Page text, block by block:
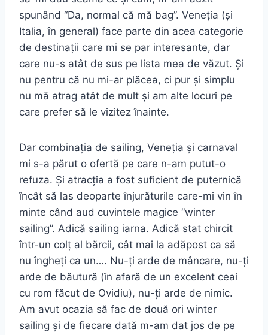
spunând “Da, normal că mă bag”. Veneția (și
Italia, în general) face parte din acea categorie
de destinații care mi se par interesante, dar
care nu-s atât de sus pe lista mea de văzut. Și
nu pentru că nu mi-ar plăcea, ci pur și simplu
nu mă atrag atât de mult și am alte locuri pe
care prefer să le vizitez înainte.
Dar combinația de sailing, Veneția și carnaval
mi s-a părut o ofertă pe care n-am putut-o
refuza. Și atracția a fost suficient de puternică
încât să las deoparte înjurăturile care-mi vin în
minte când aud cuvintele magice “winter
sailing”. Adică sailing iarna. Adică stat chircit
într-un colț al bărcii, cât mai la adăpost ca să
nu îngheți ca un…. Nu-ți arde de mâncare, nu-ți
arde de băutură (în afară de un excelent ceai
cu rom făcut de Ovidiu), nu-ți arde de nimic.
Am avut ocazia să fac de două ori winter
sailing și de fiecare dată m-am dat jos de pe